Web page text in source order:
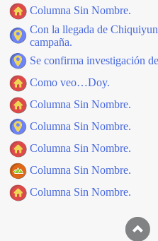
Columna Sin Nombre.
Con la llegada de
campaña.
Se confirma investigación
Como veo…Doy.
Columna Sin Nombre.
Columna Sin Nombre.
Columna Sin Nombre.
Columna Sin Nombre.
Columna Sin Nombre.